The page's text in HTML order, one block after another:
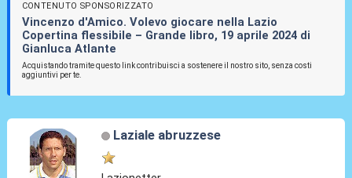
CONTENUTO SPONSORIZZATO
Vincenzo d'Amico. Volevo giocare nella Lazio
Copertina flessibile – Grande libro, 19 aprile 2024 di
Gianluca Atlante
Acquistando tramite questo link contribuisci a sostenere il nostro sito, senza costi
aggiuntivi per te.
Laziale abruzzese